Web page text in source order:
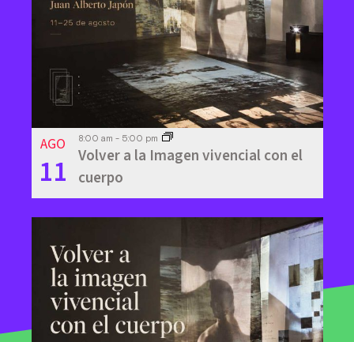
AGO
11
8:00 am - 5:00 pm
Volver a la Imagen vivencial con el
cuerpo